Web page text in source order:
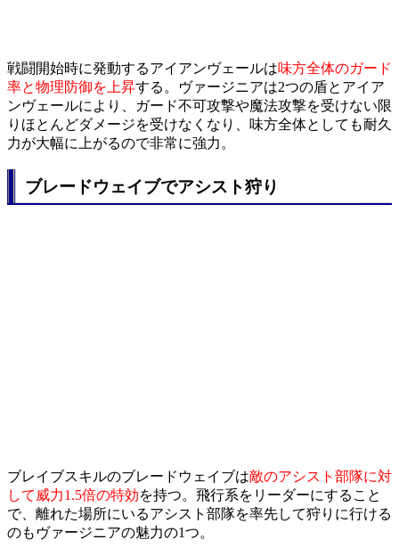
戦闘開始時に発動するアイアンヴェールは味方全体のガード
率と物理防御を上昇する。ヴァージニアは2つの盾とアイア
ンヴェールにより、ガード不可攻撃や魔法攻撃を受けない限
りほとんどダメージを受けなくなり、味方全体としても耐久
力が大幅に上がるので非常に強力。
ブレードウェイブでアシスト狩り
ブレイブスキルのブレードウェイブは敵のアシスト部隊に対
して威力1.5倍の特効を持つ。飛行系をリーダーにすること
で、離れた場所にいるアシスト部隊を率先して狩りに行ける
のもヴァージニアの魅力の1つ。